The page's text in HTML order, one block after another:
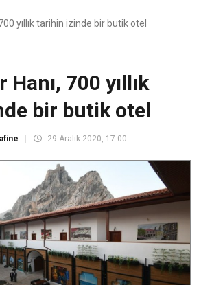
yıllık tarihin izinde bir butik otel
Hanı, 700 yıllık
bir butik otel
29 Aralık 2020, 17:00